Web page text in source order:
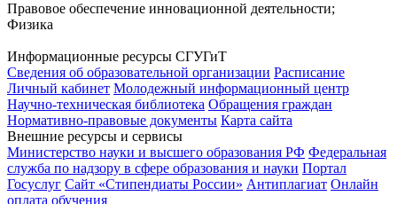
Правовое обеспечение инновационной деятельности;
Физика
Информационные ресурсы СГУГиТ
Сведения об образовательной организации Расписание
Личный кабинет Молодежный информационный центр
Научно-техническая библиотека Обращения граждан
Нормативно-правовые документы Карта сайта
Внешние ресурсы и сервисы
Министерство науки и высшего образования РФ Федеральная
служба по надзору в сфере образования и науки Портал
Госуслуг Сайт «Стипендиаты России» Антиплагиат Онлайн
оплата обучения